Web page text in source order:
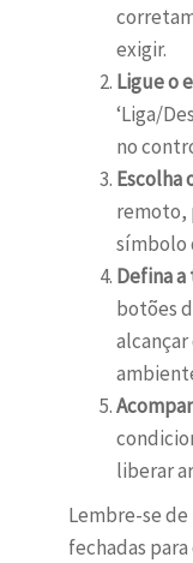
exigir.
Ligue o
‘Liga/
no
Escolha
remoto,
símbolo
Defina
botões
liberar
Lembre-se
fechadas